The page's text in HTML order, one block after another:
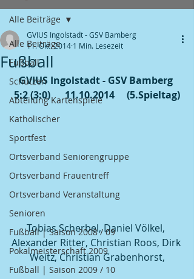
Alle Beiträge
Fußball
Schützen
Abteilung Kartenspiele
Katholischer
Sportfest
Ortsverband Seniorengruppe
Ortsverband Frauentreff
Ortsverband Veranstaltung
Senioren
Fußball | Saison 2008 / 09
Pokalmeisterschaft 2009
Fußball | Saison 2009 / 10
Alle Beiträge
Fußball
GVIUS Ingolstadt - GSV Bamberg
11. Okt. 2014 1 Min. Lesezeit
GVIUS Ingolstadt - GSV Bamberg
5:2 (3:0)      11.10.2014     (5.Spieltag)
Tobias Scherbel, Daniel Völkel,
Alexander Ritter, Christian Roos, Dirk
Weitz, Christian Grabenhorst,